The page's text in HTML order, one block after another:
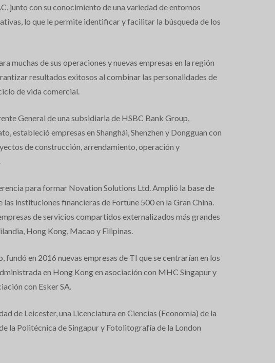
junto con su conocimiento de una variedad de entornos
lo que le permite identificar y facilitar la búsqueda de los
muchas de sus operaciones y nuevas empresas en la región
resultados exitosos al combinar las personalidades de
de vida comercial.
General de una subsidiaria de HSBC Bank Group,
estableció empresas en Shanghái, Shenzhen y Dongguan con
de construcción, arrendamiento, operación y
para formar Novation Solutions Ltd. Amplió la base de
instituciones financieras de Fortune 500 en la Gran China.
de servicios compartidos externalizados más grandes
Hong Kong, Macao y Filipinas.
en 2016 nuevas empresas de TI que se centrarían en los
en Hong Kong en asociación con MHC Singapur y
con Esker SA.
de Leicester, una Licenciatura en Ciencias (Economía) de la
la Politécnica de Singapur y Fotolitografía de la London